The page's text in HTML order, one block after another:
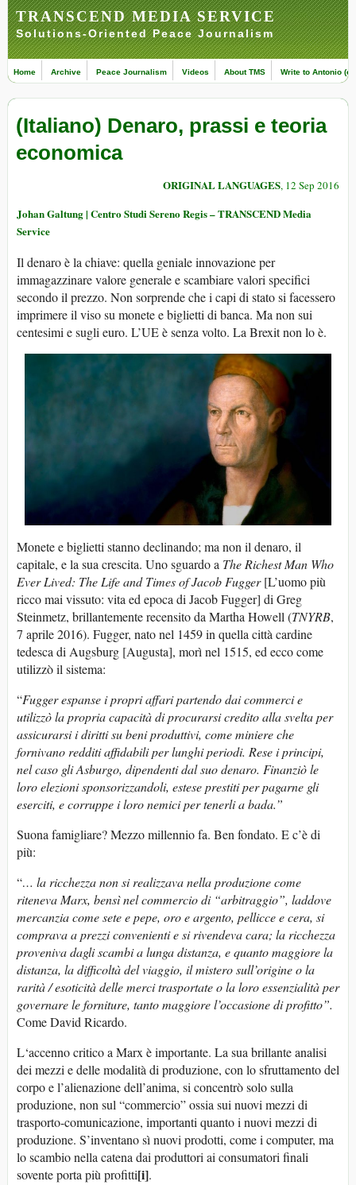
TRANSCEND MEDIA SERVICE
Solutions-Oriented Peace Journalism
Home Archive Peace Journalism Videos About TMS Write to Antonio
(Italiano) Denaro, prassi e teoria
economica
ORIGINAL LANGUAGES, 12 Sep 2016
Johan Galtung | Centro Studi Sereno Regis – TRANSCEND Media
Service
Il denaro è la chiave: quella geniale innovazione per
immagazzinare valore generale e scambiare valori specifici
secondo il prezzo. Non sorprende che i capi di stato si facessero
imprimere il viso su monete e biglietti di banca. Ma non sui
centesimi e sugli euro. L’UE è senza volto. La Brexit non lo è.
Monete e biglietti stanno declinando; ma non il denaro, il
capitale, e la sua crescita. Uno sguardo a The Richest Man Who
Ever Lived: The Life and Times of Jacob Fugger[L’uomo più
ricco mai vissuto: vita ed epoca di Jacob Fugger] di Greg
Steinmetz, brillantemente recensito da Martha Howell (TNYRB,
7 aprile 2016). Fugger, nato nel 1459 in quella città cardine
tedesca di Augsburg [Augusta], morì nel 1515, ed ecco come
utilizzò il sistema:
“Fugger espanse i propri affari partendo dai commerci e
utilizzò la propria capacità di procurarsi credito alla svelta per
assicurarsi i diritti su beni produttivi, come miniere che
fornivano redditi affidabili per lunghi periodi. Rese i principi,
nel caso gli Asburgo, dipendenti dal suo denaro. Finanziò le
loro elezioni sponsorizzandoli, estese prestiti per pagarne gli
eserciti, e corruppe i loro nemici per tenerli a bada.”
Suona famigliare? Mezzo millennio fa. Ben fondato. E c’è di
più:
“… la ricchezza non si realizzava nella produzione come
riteneva Marx, bensì nel commercio di “arbitraggio”, laddove
mercanzia come sete e pepe, oro e argento, pellicce e cera, si
comprava a prezzi convenienti e si rivendeva cara; la ricchezza
proveniva dagli scambi a lunga distanza, e quanto maggiore la
distanza, la difficoltà del viaggio, il mistero sull’origine o la
rarità / esoticità delle merci trasportate o la loro essenzialità per
governare le forniture, tanto maggiore l’occasione di profitto”.
Come David Ricardo.
L‘accenno critico a Marx è importante. La sua brillante analisi
dei mezzi e delle modalità di produzione, con lo sfruttamento del
corpo e l’alienazione dell’anima, si concentrò solo sulla
produzione, non sul “commercio” ossia sui nuovi mezzi di
trasporto-comunicazione, importanti quanto i nuovi mezzi di
produzione. S’inventano sì nuovi prodotti, come i computer, ma
lo scambio nella catena dai produttori ai consumatori finali
sovente porta più profitti[i].